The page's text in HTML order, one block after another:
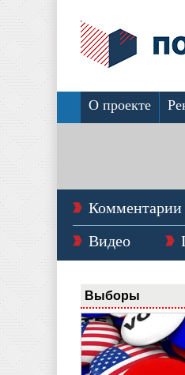
О проекте
Комментарии
Видео
Выборы